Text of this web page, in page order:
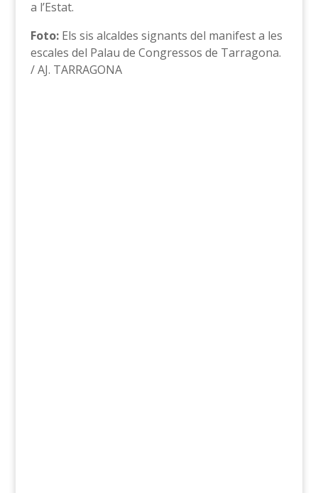
a l’Estat.
Foto:Els sis alcaldes signants del manifest a les
escales del Palau de Congressos de Tarragona.
/ AJ. TARRAGONA